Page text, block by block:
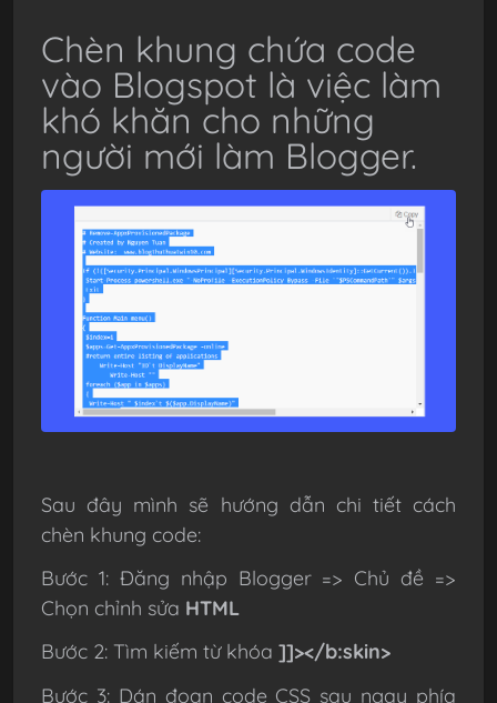
Chèn khung chứa code
vào Blogspot là việc làm
khó khăn cho những
người mới làm Blogger.
Sau đây mình sẽ hướng dẫn chi tiết cách
chèn khung code:
Bước 1: Đăng nhập Blogger => Chủ đề =>
Chọn chỉnh sửa HTML
Bước 2: Tìm kiếm từ khóa ]]></b:skin>
Bước 3: Dán đoạn code CSS sau ngay phía